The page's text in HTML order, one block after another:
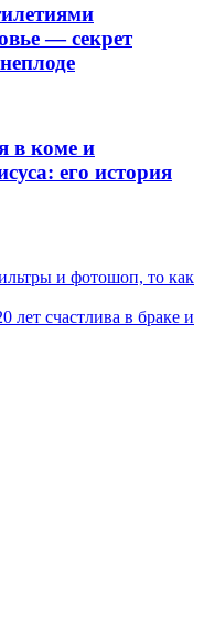
— секрет
в коме и
его история
и фотошоп, то как
лет счастлива в браке и